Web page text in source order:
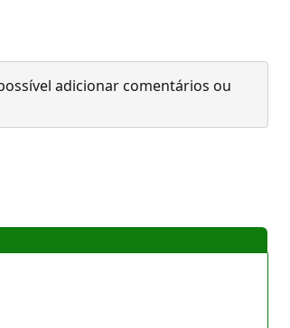
adicionar comentários ou